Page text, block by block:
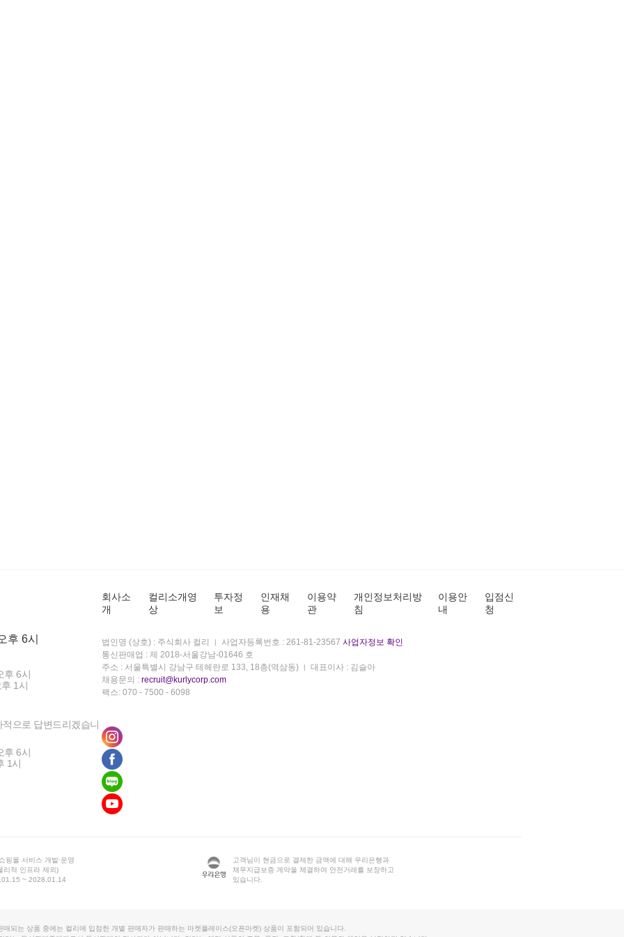
후 6시
후 6시
1시
으로 답변드리겠습니
후 6시
1시
회사소
개
컬리소개영
상
투자정
보
인재채
용
이용약
관
개인정보처리방
침
이용안
내
입점신
청
법인명 (상호) : 주식회사 컬리 사업자등록번호 : 261-81-23567 사업자정보 확인
통신판매업 : 제 2018-서울강남-01646 호
주소 : 서울특별시 강남구 테헤란로 133, 18층(역삼동)
대표이사 : 김슬아
채용문의 : recruit@kurlycorp.com
팩스: 070 - 7500 - 6098
핑몰 서비스 개발·운영
리적 인프라 제외)
~ 2028.01.14
고객님이 현금으로 결제한 금액에 대해 우리은행과
채무지급보증 계약을 체결하여 안전거래를 보장하고
있습니다.
매되는 상품 중에는 컬리에 입점한 개별 판매자가 판매하는 마켓플레이스(오픈마켓) 상품이 포함되어 있습니다.